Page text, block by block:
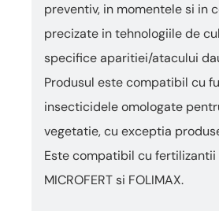
preventiv, in momentele si in
precizate in tehnologiile de
specifice aparitiei/atacului
Produsul este compatibil cu
insecticidele omologate
vegetatie, cu exceptia
Este compatibil cu
MICROFERT si FOLIMAX.